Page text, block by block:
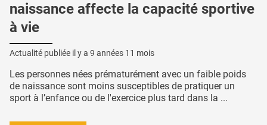
naissance affecte la capacité sportive
à vie
Actualité publiée il y a 9 années 11 mois
Les personnes nées prématurément avec un faible poids
de naissance sont moins susceptibles de pratiquer un
sport à l’enfance ou de l'exercice plus tard dans la ...